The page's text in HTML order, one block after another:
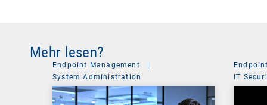
Mehr lesen?
Endpoint Management
System Administration
IT